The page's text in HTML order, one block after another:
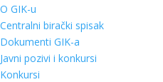
O GIK-u
Centralni birački spisak
Dokumenti GIK-a
Javni pozivi i konkursi
Konkursi